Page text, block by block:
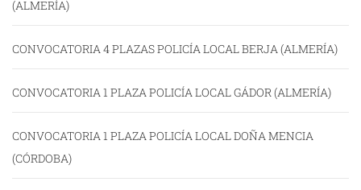
(ALMERÍA)
CONVOCATORIA 4 PLAZAS POLICÍA LOCAL BERJA (ALMERÍA)
CONVOCATORIA 1 PLAZA POLICÍA LOCAL GÁDOR (ALMERÍA)
CONVOCATORIA 1 PLAZA POLICÍA LOCAL DOÑA MENCIA
(CÓRDOBA)